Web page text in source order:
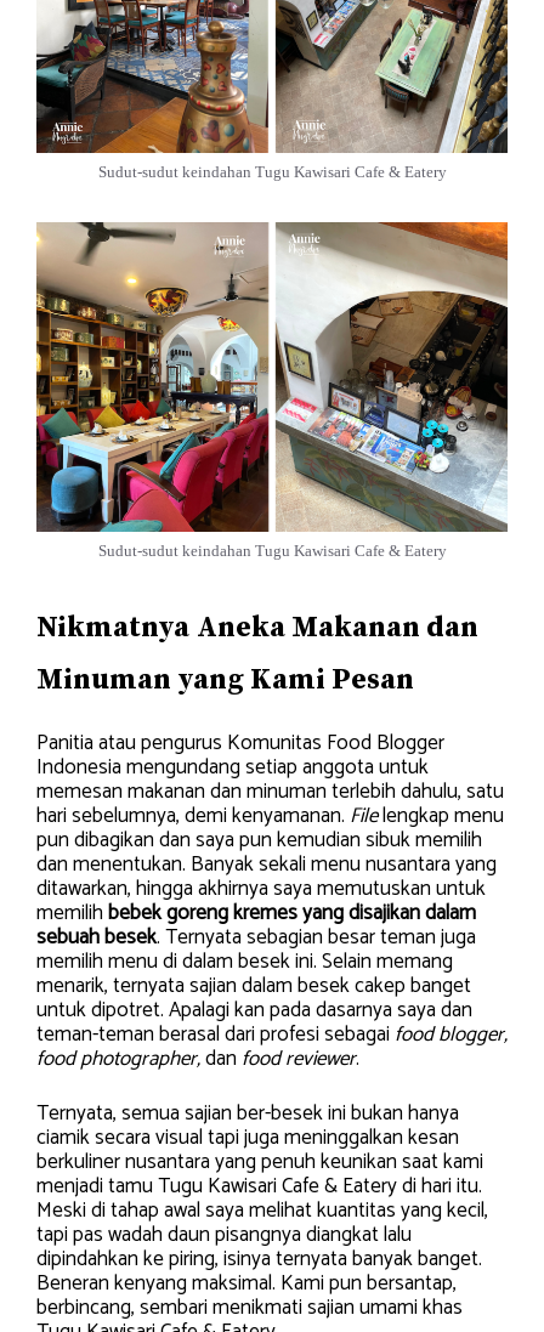
Sudut-sudut keindahan Tugu Kawisari Cafe & Eatery
Sudut-sudut keindahan Tugu Kawisari Cafe & Eatery
Nikmatnya Aneka Makanan dan
Minuman yang Kami Pesan
Panitia atau pengurus Komunitas Food Blogger
Indonesia mengundang setiap anggota untuk
memesan makanan dan minuman terlebih dahulu, satu
hari sebelumnya, demi kenyamanan. Filelengkap menu
pun dibagikan dan saya pun kemudian sibuk memilih
dan menentukan. Banyak sekali menu nusantara yang
ditawarkan, hingga akhirnya saya memutuskan untuk
memilihbebek goreng kremes yang disajikan dalam
sebuah besek. Ternyata sebagian besar teman juga
memilih menu di dalam besek ini. Selain memang
menarik, ternyata sajian dalam besek cakep banget
untuk dipotret. Apalagi kan pada dasarnya saya dan
teman-teman berasal dari profesi sebagai food blogger,
food photographer,dan food reviewer.
Ternyata, semua sajian ber-besek ini bukan hanya
ciamik secara visual tapi juga meninggalkan kesan
berkuliner nusantara yang penuh keunikan saat kami
menjadi tamu Tugu Kawisari Cafe & Eatery di hari itu.
Meski di tahap awal saya melihat kuantitas yang kecil,
tapi pas wadah daun pisangnya diangkat lalu
dipindahkan ke piring, isinya ternyata banyak banget.
Beneran kenyang maksimal. Kami pun bersantap,
berbincang, sembari menikmati sajian umami khas